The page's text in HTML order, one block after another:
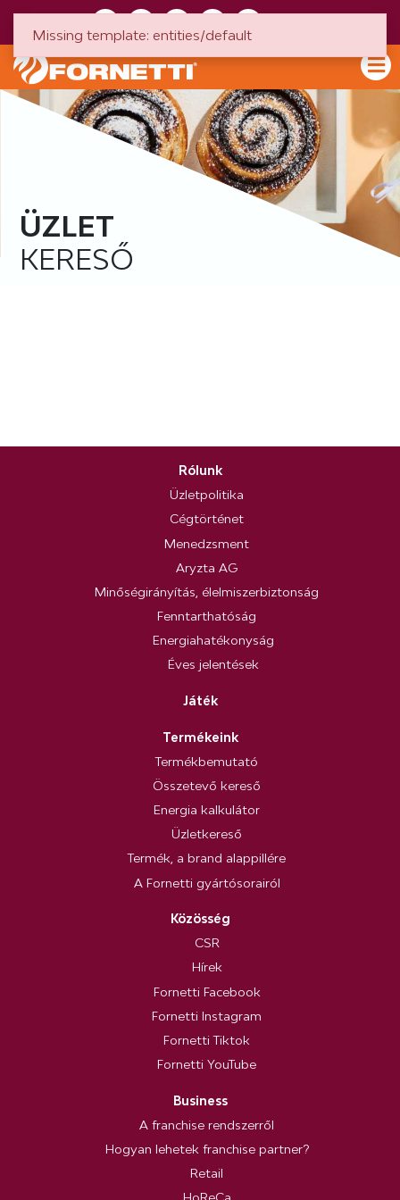
ÜZLET
KERESŐ
Rólunk
Üzletpolitika
Cégtörténet
Menedzsment
Aryzta AG
Minőségirányítás, élelmiszerbiztonság
Fenntarthatóság
Energiahatékonyság
Éves jelentések
Játék
Termékeink
Termékbemutató
Összetevő kereső
Energia kalkulátor
Üzletkereső
Termék, a brand alappillére
A Fornetti gyártósorairól
Közösség
CSR
Hírek
Fornetti Facebook
Fornetti Instagram
Fornetti Tiktok
Fornetti YouTube
Business
A franchise rendszerről
Hogyan lehetek franchise partner?
Retail
Missing template: entities/default